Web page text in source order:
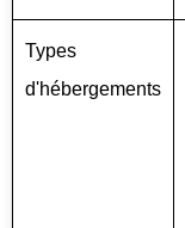
Types
d'hébergements